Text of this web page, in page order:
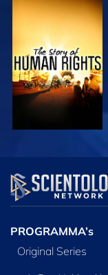
KIJK
KIJK
PROGRAMMA’s
Original Series